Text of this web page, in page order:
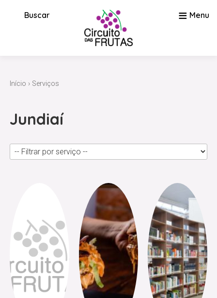
Buscar ≡ Menu
Início › Serviços
Jundiaí